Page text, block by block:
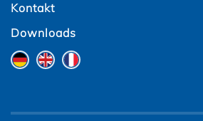
Kontakt
Downloads